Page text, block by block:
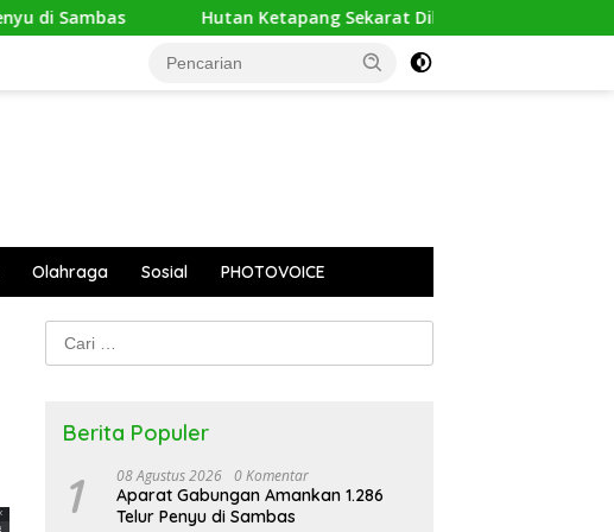
Hutan Ketapang Sekarat Dikepung Api, Orangutan Terusir dari
Olahraga Sosial PHOTOVOICE
Cari
untuk:
Berita Populer
1 08 Agustus 2026 0 Komentar
Aparat Gabungan Amankan 1.286
Telur Penyu di Sambas